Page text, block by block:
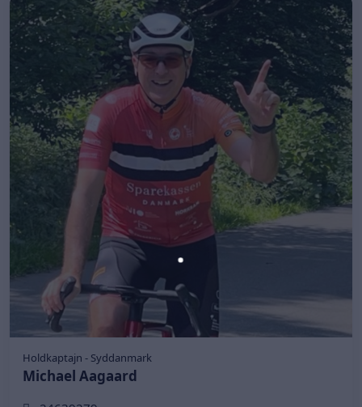
Holdkaptajn - Syddanmark
Michael Aagaard